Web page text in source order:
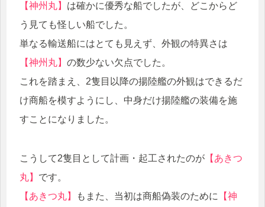
【神州丸】 は確かに優秀な船でしたが、どこからど
う見ても怪しい船でした。
単なる輸送船にはとても見えず、外観の特異さは
【神州丸】 の数少ない欠点でした。
これを踏まえ、2隻目以降の揚陸艦の外観はできるだ
け商船を模すようにし、中身だけ揚陸艦の装備を施
すことになりました。
こうして2隻目として計画・起工されたのが 【あきつ
丸】 です。
【あきつ丸】
もまた、当初は商船偽装のために 【神